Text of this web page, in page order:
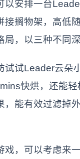
安排一台
接搁物架，高低
，以三种不同
试Leader云朵
快烘，还能
，能有效过滤掉
，可以考虑来